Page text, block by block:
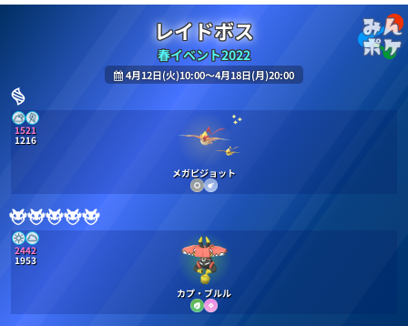
レイドボス
春イベント2022
4月12日(火)10:00～4月18日(月)20:00
1521
1216
メガピジョット
2442
1953
カプ・ブルル